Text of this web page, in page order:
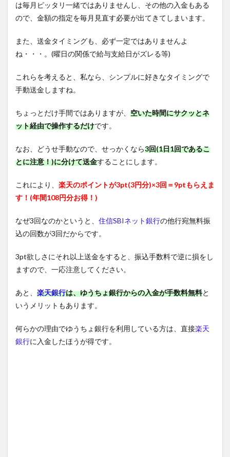
は毎月ピッタリ一緒ではありませんし、その他の入金もある
ので、金額の指定を毎月見直す必要が出てきてしまいます。
また、送金タイミングも、必ず一定ではありませんよ
ね・・・。(曜日の関係で給与支給日がズレる等)
これらを考えると、私なら、シンプルに好きなタイミングで
手動送金しますね。
ちょっとだけ手間ではありますが、 空いた時間にサクッとネ
ット経由で操作するだけです。
なお、どうせ手動なので、せっかくなら3回(1日1回であるこ
とに注意！)に分けて送金することにします。
これにより、 楽天のポイントが3pt(3円分)×3回＝9ptもらえま
す！(年間108円分お得！)
なぜ3回なのかというと、 住信SBIネット銀行の他行宛無料振
込の回数が3回だからです。
3pt欲しさにそれ以上送金をすると、振込手数料で逆に損をし
ますので、一応注意してください。
あと、 楽天銀行は、ゆうちょ銀行からの入金が手数料無料と
いうメリットもあります。
何らかの理由でゆうちょ銀行を利用している方は、直接楽天
銀行に入金したほうが得です。